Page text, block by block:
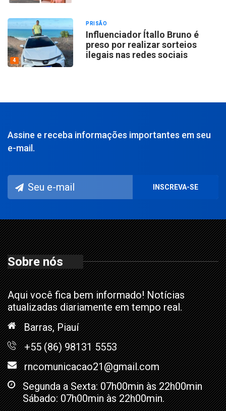
4
PRISÃO
Influenciador Ítallo Bruno é
preso por realizar sorteios
ilegais nas redes sociais
Assine e receba informações importantes em seu
e-mail.
Sobre nós
Aqui você fica bem informado! Notícias
atualizadas diariamente em tempo real.
Barras, Piauí
+55 (86) 98131 5553
rncomunicacao21@gmail.com
Segunda a Sexta: 07h00min às 22h00min
Sábado: 07h00min às 22h00min.